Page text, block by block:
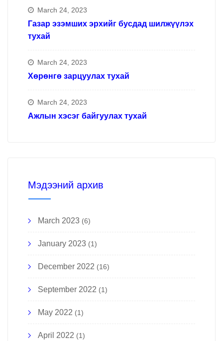
March 24, 2023
Газар эзэмших эрхийг бусдад шилжүүлэх
тухай
March 24, 2023
Хөрөнгө зарцуулах тухай
March 24, 2023
Ажлын хэсэг байгуулах тухай
Мэдээний архив
March 2023 (6)
January 2023 (1)
December 2022 (16)
September 2022 (1)
May 2022 (1)
April 2022 (1)